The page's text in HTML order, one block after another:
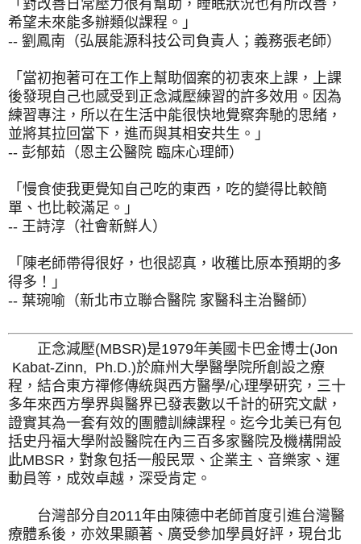
「對改善日常壓力很有幫助，睡眠狀況也有所改善，
希望未來能多辦類似課程。」
-- 劉鳳南（弘展能源科技公司負責人；義務張老師）
「當初抱著可在工作上幫助個案的初衷來上課，上課
後發現自己也感受到正念減壓練習的許多效用。因為
練習專注，所以在生活中能很快地覺察奔馳的思緒，
並將其拉回當下，進而與其相安共生。」
-- 彭郁茹（恩主公醫院 臨床心理師）
「慢食使我更覺知自己吃的東西，吃的變得比較簡
單、也比較滿足。」
-- 王詩淳（社會新鮮人）
「陳老師帶得很好，也很認真，收穫比原本預期的多
得多！」
-- 葉琬喻（新北市立聯合醫院 家醫科主治醫師）
正念減壓(MBSR)是1979年美國卡巴金博士(Jon
Kabat-Zinn, Ph.D.)於麻州大學醫學院所創設之療
程，結合東方禪修傳統與西方醫學/心理學研究，三十
多年來西方學界與醫界已發表數以千計的研究文獻，
證實其為一套有效的團體訓練課程。迄今北美已有包
括史丹福大學附設醫院在內三百多家醫院及機構開設
此MBSR，對象包括一般民眾、企業主、音樂家、運
動員等，成效卓越，深受肯定。
台灣部分自2011年由陳德中老師首度引進台灣醫
療體系後，亦效果顯著、廣受參加學員好評，現台北